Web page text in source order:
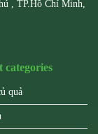
, TP.Hồ Chí Minh,
categories
quả